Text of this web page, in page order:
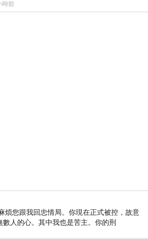
時前
煩您跟我回忠情局。你現在正式被控，故意
人的心。其中我也是苦主。你的刑